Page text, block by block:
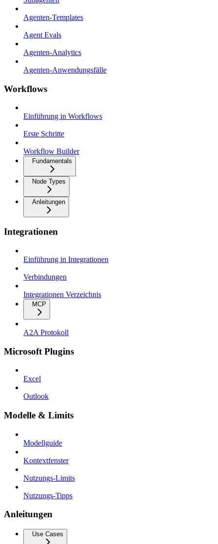
Agenten-Templates
Agent Evals
Agenten-Analytics
Agenten-Anwendungsfälle
Workflows
Einführung in Workflows
Erste Schritte
Workflow Builder
Fundamentals
Node Types
Anleitungen
Integrationen
Einführung in Integrationen
Verbindungen
Integrationen Verzeichnis
MCP
A2A Protokoll
Microsoft Plugins
Excel
Outlook
Modelle & Limits
Modellguide
Kontextfenster
Nutzungs-Limits
Nutzungs-Tipps
Anleitungen
Use Cases